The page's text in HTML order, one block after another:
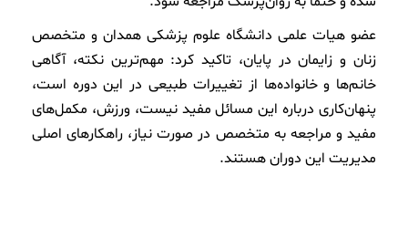
عضو هیات علمی دانشگاه علوم پزشکی همدان و متخصص
زنان و زایمان در پایان، تاکید کرد: مهم‌ترین نکته، آگاهی
خانم‌ها و خانواده‌ها از تغییرات طبیعی در این دوره است،
پنهان‌کاری درباره این مسائل مفید نیست، ورزش، مکمل‌های
مفید و مراجعه به متخصص در صورت نیاز، راهکارهای اصلی
مدیریت این دوران هستند.